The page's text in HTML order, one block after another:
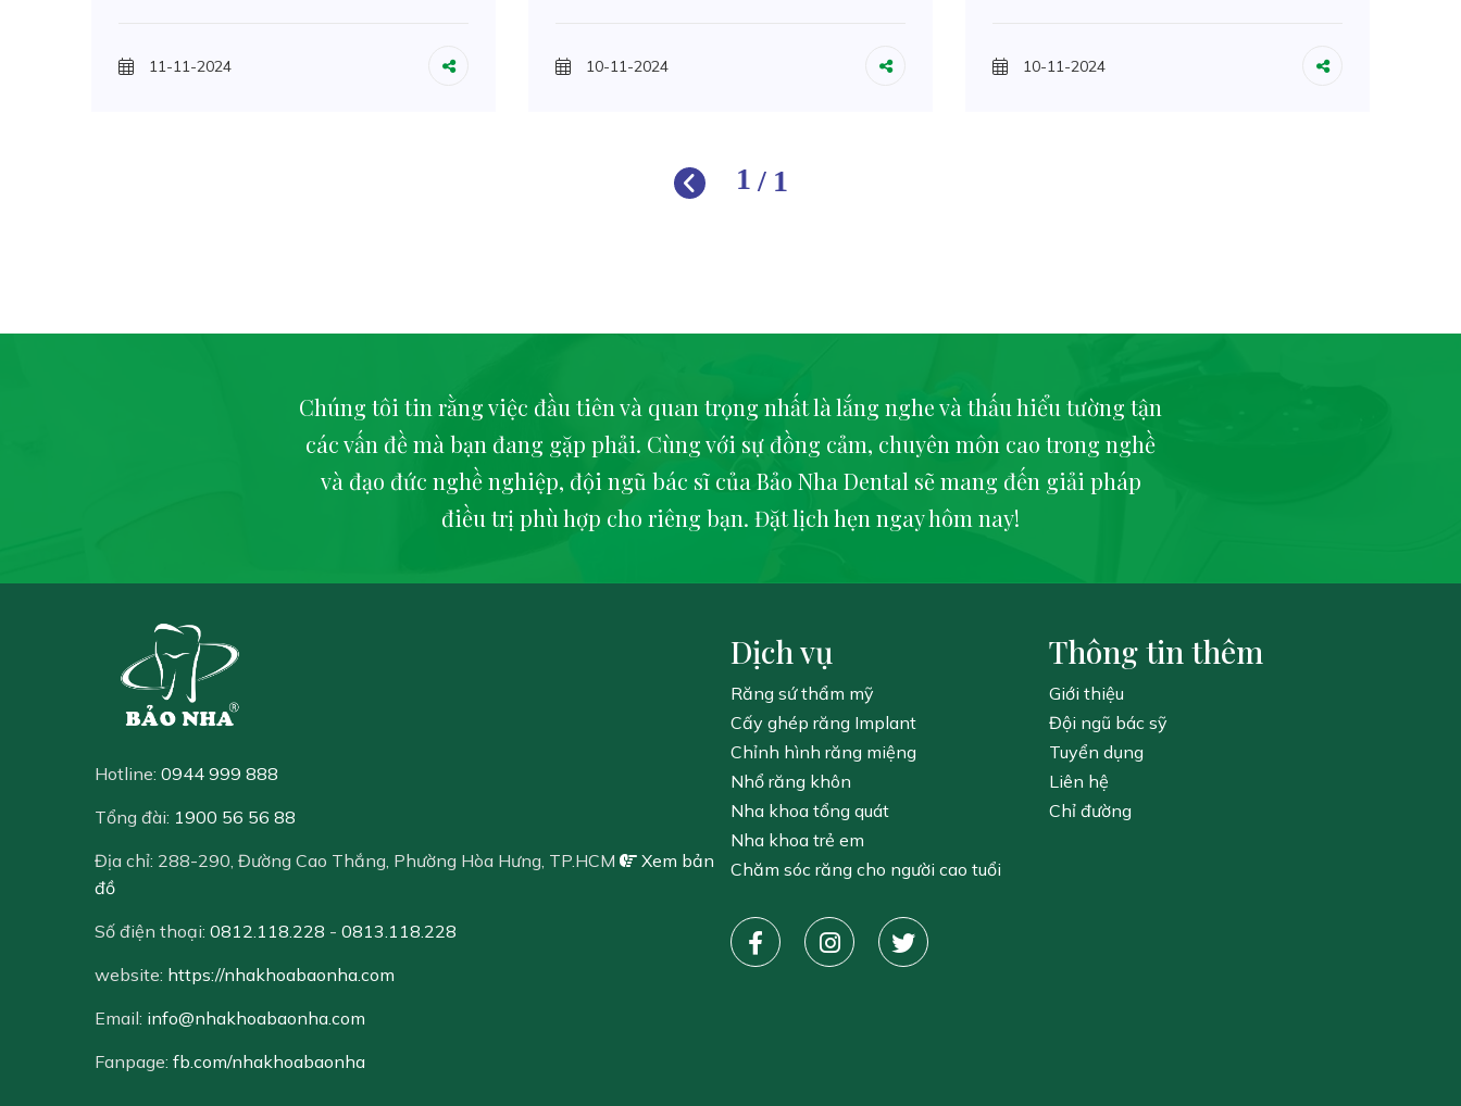
11-11-2024 10-11-2024 10-11-2024
1 / 1
Chúng tôi tin rằng việc đầu tiên và quan trọng nhất là lắng nghe và thấu hiểu tường tận
các vấn đề mà bạn đang gặp phải. Cùng với sự đồng cảm, chuyên môn cao trong nghề
và đạo đức nghề nghiệp, đội ngũ bác sĩ của Bảo Nha Dental sẽ mang đến giải pháp
điều trị phù hợp cho riêng bạn. Đặt lịch hẹn ngay hôm nay!
Hotline: 0944 999 888
Tổng đài: 1900 56 56 88
Địa chỉ: 288-290, Đường Cao Thắng, Phường Hòa Hưng, TP.HCM
Xem bản
đồ
Số điện thoại: 0812.118.228 - 0813.118.228
website: https://nhakhoabaonha.com
Email: info@nhakhoabaonha.com
Fanpage: fb.com/nhakhoabaonha
Dịch vụ
Răng sứ thẩm mỹ
Cấy ghép răng Implant
Chỉnh hình răng miệng
Nhổ răng khôn
Nha khoa tổng quát
Nha khoa trẻ em
Chăm sóc răng cho người cao tuổi
Thông tin thêm
Giới thiệu
Đội ngũ bác sỹ
Tuyển dụng
Liên hệ
Chỉ đường